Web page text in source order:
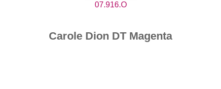
07.916.O
Carole Dion DT Magenta